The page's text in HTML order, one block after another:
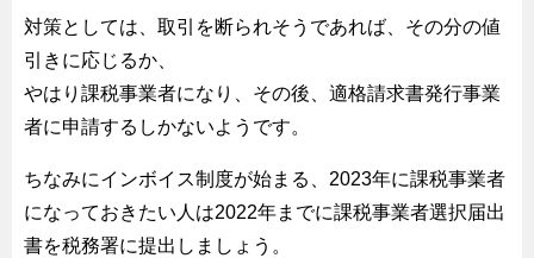
対策としては、取引を断られそうであれば、その分の値
引きに応じるか、
やはり課税事業者になり、その後、適格請求書発行事業
者に申請するしかないようです。
ちなみにインボイス制度が始まる、2023年に課税事業者
になっておきたい人は2022年までに課税事業者選択届出
書を税務署に提出しましょう。